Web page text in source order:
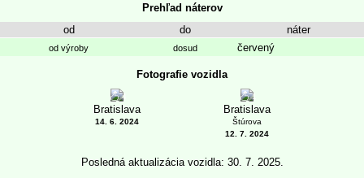
Prehľad náterov
od
do náter
od výroby dosud červený
Fotografie vozidla
4
Bratislava
14. 6. 2024
1
Bratislava
Štúrova
12. 7. 2024
Posledná aktualizácia vozidla: 30. 7. 2025.